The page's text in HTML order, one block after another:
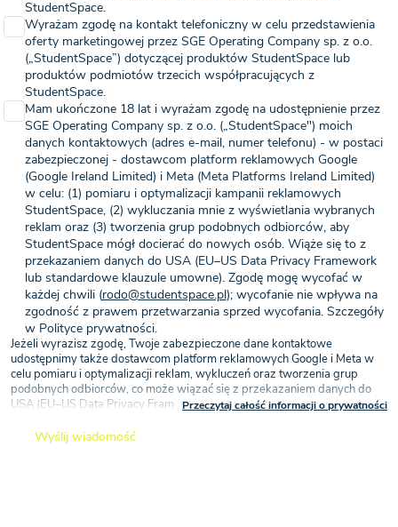
StudentSpace.
Wyrażam zgodę na kontakt telefoniczny w celu przedstawienia
oferty marketingowej przez SGE Operating Company sp. z o.o.
(„StudentSpace”) dotyczącej produktów StudentSpace lub
produktów podmiotów trzecich współpracujących z
StudentSpace.
Mam ukończone 18 lat i wyrażam zgodę na udostępnienie przez
SGE Operating Company sp. z o.o. („StudentSpace") moich
danych kontaktowych (adres e-mail, numer telefonu) - w postaci
zabezpieczonej - dostawcom platform reklamowych Google
(Google Ireland Limited) i Meta (Meta Platforms Ireland Limited)
w celu: (1) pomiaru i optymalizacji kampanii reklamowych
StudentSpace, (2) wykluczania mnie z wyświetlania wybranych
reklam oraz (3) tworzenia grup podobnych odbiorców, aby
StudentSpace mógł docierać do nowych osób. Wiąże się to z
przekazaniem danych do USA (EU–US Data Privacy Framework
lub standardowe klauzule umowne). Zgodę mogę wycofać w
każdej chwili (rodo@studentspace.pl); wycofanie nie wpływa na
zgodność z prawem przetwarzania sprzed wycofania. Szczegóły
w Polityce prywatności.
Jeżeli wyrazisz zgodę, Twoje zabezpieczone dane kontaktowe
udostępnimy także dostawcom platform reklamowych Google i Meta w
celu pomiaru i optymalizacji reklam, wykluczeń oraz tworzenia grup
podobnych odbiorców, co może wiązać się z przekazaniem danych do
USA (EU–US Data Privacy Framework lub standardowe klauzule
Przeczytaj całość informacji o prywatności
Wyślij wiadomość